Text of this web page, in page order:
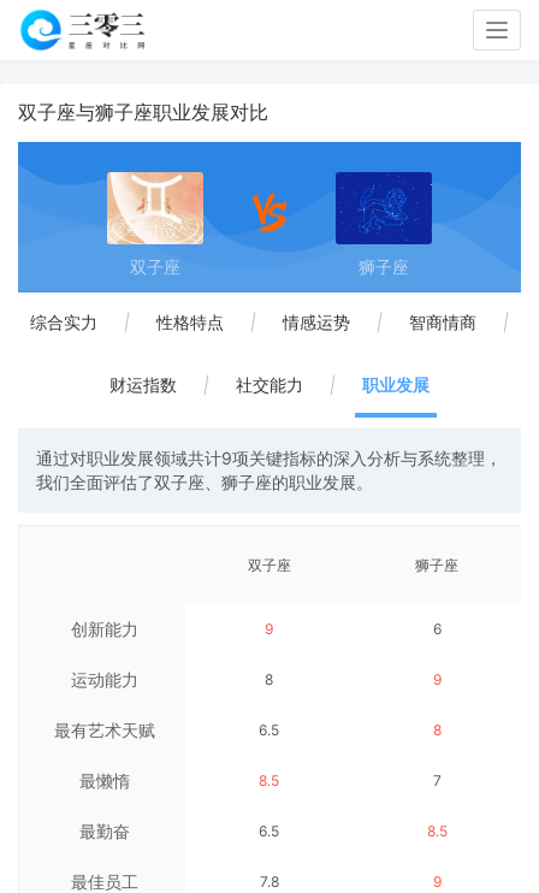
双子座与狮子座职业发展对比
双子座 狮子座
综合实力 | 性格特点 | 情感运势 | 智商情商 |
财运指数 | 社交能力 | 职业发展
通过对职业发展领域共计9项关键指标的深入分析与系统整理，
我们全面评估了双子座、狮子座的职业发展。
创新能力
运动能力
最有艺术天赋
最懒惰
最勤奋
最佳员工
双子座
9
8
6.5
8.5
6.5
7.8
狮子座
6
9
8
7
8.5
9